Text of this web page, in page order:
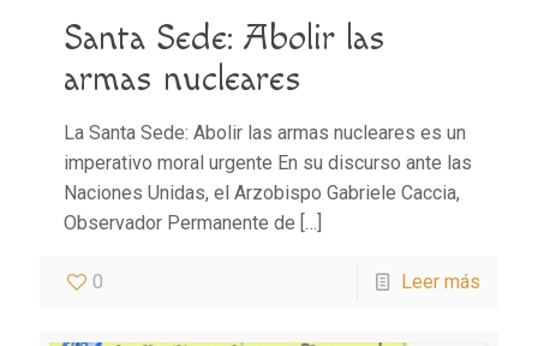
Santa Sede: Abolir las
armas nucleares
La Santa Sede: Abolir las armas nucleares es un
imperativo moral urgente En su discurso ante las
Naciones Unidas, el Arzobispo Gabriele Caccia,
Observador Permanente de […]
0 Leer más